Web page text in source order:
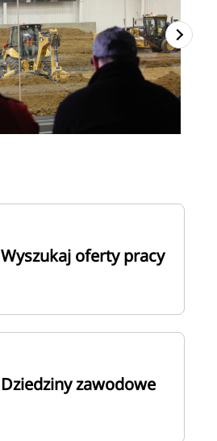
Wyszukaj oferty pracy
Dziedziny zawodowe